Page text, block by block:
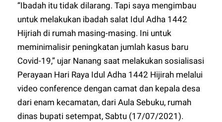
“Ibadah itu tidak dilarang. Tapi saya mengimbau
untuk melakukan ibadah salat Idul Adha 1442
Hijriah di rumah masing-masing. Ini untuk
meminimalisir peningkatan jumlah kasus baru
Covid-19,” ujar Nanang saat melakukan sosialisasi
Perayaan Hari Raya Idul Adha 1442 Hijirah melalui
video conference dengan camat dan kepala desa
dari enam kecamatan, dari Aula Sebuku, rumah
dinas bupati setempat, Sabtu (17/07/2021).